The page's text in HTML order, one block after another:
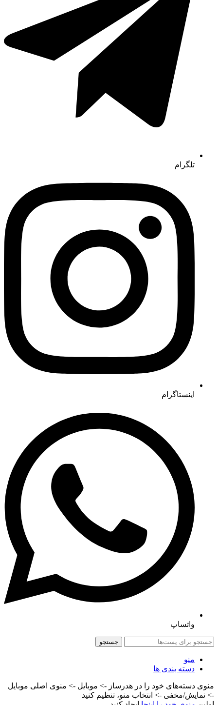
تلگرام
اینستاگرام
واتساپ
جستجو
منو
دسته بندی ها
منوی دسته‌های خود را در هدرساز -> موبایل -> منوی اصلی موبایل
-> نمایش/مخفی -> انتخاب منو، تنظیم کنید